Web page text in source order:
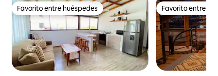
Favorito entre huéspedes
Favorito entre huéspedes Favorito entre
Favorito entre